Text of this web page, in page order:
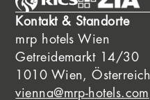
Kontakt & Standorte
mrp hotels Wien
Getreidemarkt 14/30
1010 Wien, Österreich
vienna@mrp-hotels.com